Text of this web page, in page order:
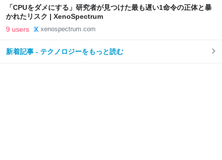
「CPUをダメにする」研究者が見つけた最も遅い1命令の正体と暴
かれたリスク | XenoSpectrum
9 users xenospectrum.com
新着記事 - テクノロジーをもっと読む